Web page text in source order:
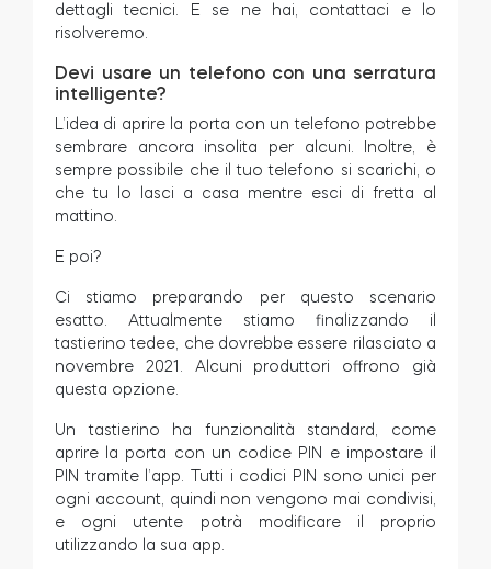
dettagli tecnici. E se ne hai, contattaci e lo
risolveremo.
Devi usare un telefono con una serratura
intelligente?
L’idea di aprire la porta con un telefono potrebbe
sembrare ancora insolita per alcuni. Inoltre, è
sempre possibile che il tuo telefono si scarichi, o
che tu lo lasci a casa mentre esci di fretta al
mattino.
E poi?
Ci stiamo preparando per questo scenario
esatto. Attualmente stiamo finalizzando il
tastierino tedee, che dovrebbe essere rilasciato a
novembre 2021. Alcuni produttori offrono già
questa opzione.
Un tastierino ha funzionalità standard, come
aprire la porta con un codice PIN e impostare il
PIN tramite l’app. Tutti i codici PIN sono unici per
ogni account, quindi non vengono mai condivisi,
e ogni utente potrà modificare il proprio
utilizzando la sua app.